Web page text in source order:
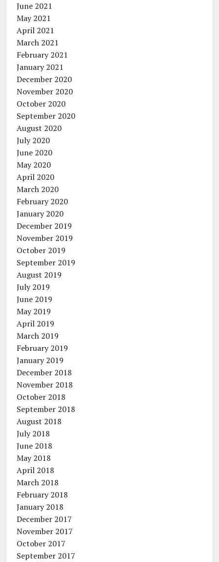
June 2021
May 2021
April 2021
March 2021
February 2021
January 2021
December 2020
November 2020
October 2020
September 2020
August 2020
July 2020
June 2020
May 2020
April 2020
March 2020
February 2020
January 2020
December 2019
November 2019
October 2019
September 2019
August 2019
July 2019
June 2019
May 2019
April 2019
March 2019
February 2019
January 2019
December 2018
November 2018
October 2018
September 2018
August 2018
July 2018
June 2018
May 2018
April 2018
March 2018
February 2018
January 2018
December 2017
November 2017
October 2017
September 2017